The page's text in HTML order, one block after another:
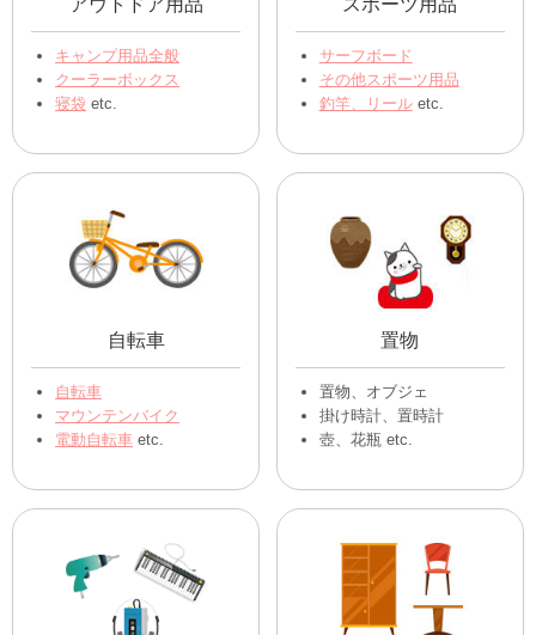
衣類(季節問わず)
衣類・洋服全般
子供服・ベビー服
靴
その他衣類、古着etc.
楽器・音響機器
バイオリン
トランペットetc.
キャンプ用品全般
クーラーボックス
etc.
サーフボード
その他スポーツ用品
釣竿、リール
etc.